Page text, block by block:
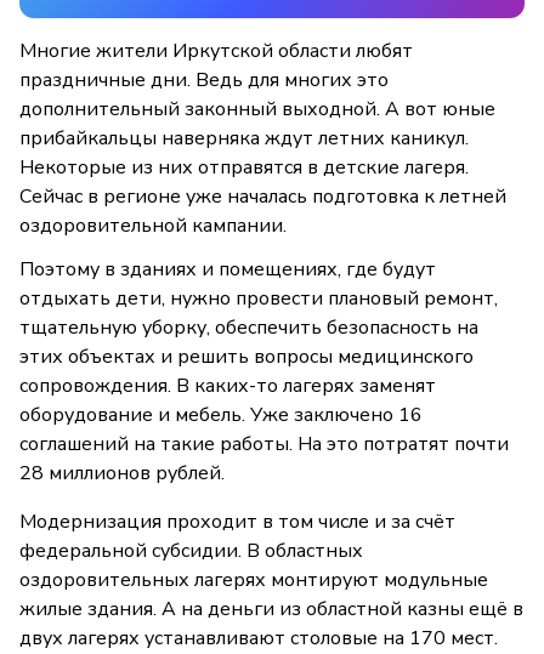
Многие жители Иркутской области любят
праздничные дни. Ведь для многих это
дополнительный законный выходной. А вот юные
прибайкальцы наверняка ждут летних каникул.
Некоторые из них отправятся в детские лагеря.
Сейчас в регионе уже началась подготовка к летней
оздоровительной кампании.
Поэтому в зданиях и помещениях, где будут
отдыхать дети, нужно провести плановый ремонт,
тщательную уборку, обеспечить безопасность на
этих объектах и решить вопросы медицинского
сопровождения. В каких-то лагерях заменят
оборудование и мебель. Уже заключено 16
соглашений на такие работы. На это потратят почти
28 миллионов рублей.
Модернизация проходит в том числе и за счёт
федеральной субсидии. В областных
оздоровительных лагерях монтируют модульные
жилые здания. А на деньги из областной казны ещё в
двух лагерях устанавливают столовые на 170 мест.